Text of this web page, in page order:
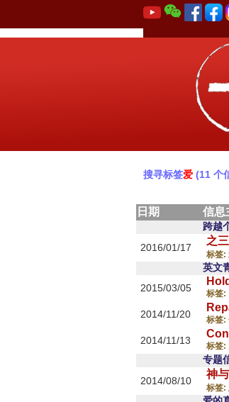
搜寻标签爱 (11 个
日期 信息
跨越
2016/01/17
之
标签:
英文
2015/03/05
标签:
2014/11/20
标签:
2014/11/13
标签:
专题
2014/08/10
神
标签: